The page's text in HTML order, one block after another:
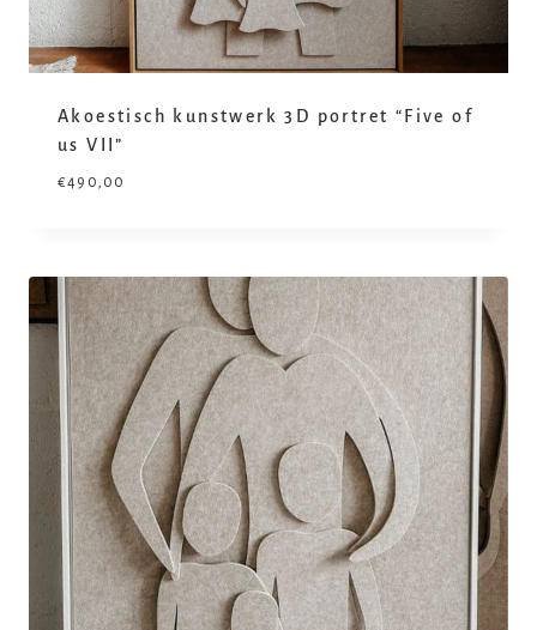
Akoestisch kunstwerk 3D portret “Five of
us VII”
€490,00